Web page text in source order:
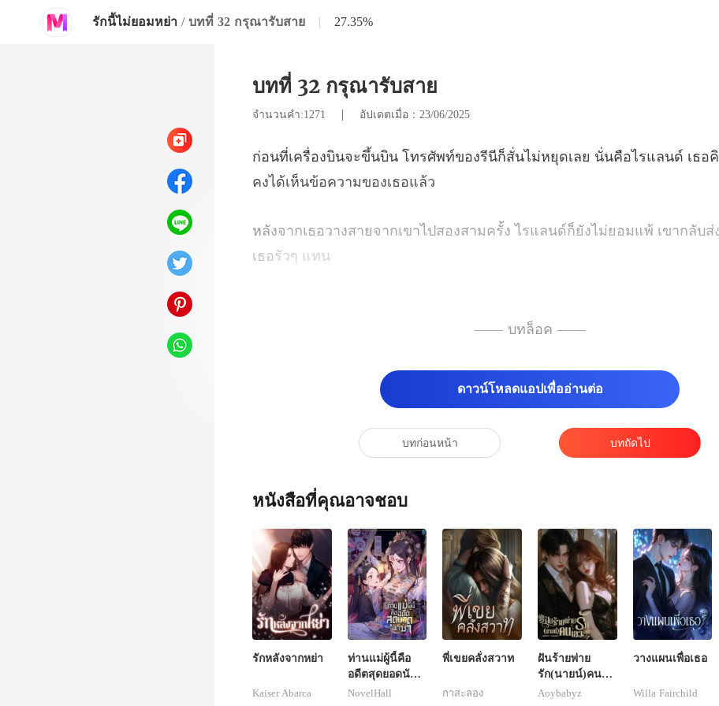
รักนี้ไม่ยอมหย่า / บทที่ 32 กรุณารับสาย | 27.35%
บทที่ 32 กรุณารับสาย
จำนวนคำ:1271 | อัปเดตเมื่อ：23/06/2025
ีนีก็สั่นไม่หยุดเลย นั่นคือไรแลนด์ เธอค
มครั้ง ไรแลนด์ก็ยังไม่ยอมแพ้
—— บทล็อค ——
ดาวน์โหลดแอปเพื่ออ่านต่อ
บทก่อนหน้า บทถัดไป
หนังสือที่คุณอาจชอบ
รักหลังจากหย่า
Kaiser Abarca
ท่านแม่ผู้นี้คือ
อดีตสุดยอดนัก
ฆ่า
NovelHall
พี่เขยคลั่งสวาท
กาสะลอง
ฝันร้ายพ่าย
รัก(นายน์)คน
เลว
Aoybabyz
วางแผนเพื่อเธอ
Willa Fairchild